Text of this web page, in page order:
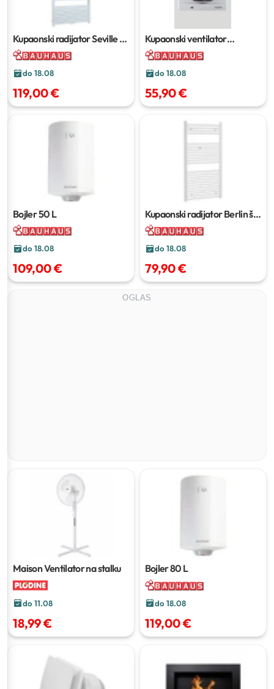
Kupaonski radijator Sevilleš
60 x v 118 cm
do 18.08
119,00 €
Kupaonski ventilator
'WPAB100Z'
do 18.08
55,90 €
Bojler50 L
do 18.08
109,00 €
Kupaonski radijator Berlinš
60 x v 117 cm
do 18.08
79,90 €
OGLAS
Maison Ventilator na stalku
do 11.08
18,99 €
Bojler80 L
do 18.08
119,00 €